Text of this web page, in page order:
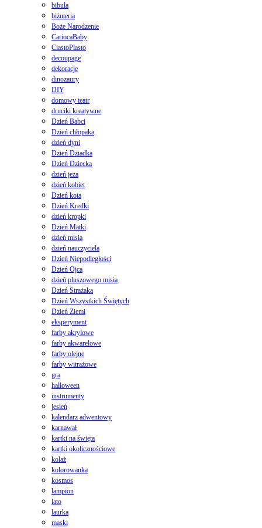
bibuła
biżuteria
Boże Narodzenie
CariocaBaby
CiastoPlasto
decoupage
dekoracje
dinozaury
DIY
domowy teatr
druciki kreatywne
Dzień Babci
Dzień chłopaka
dzień dyni
Dzień Dziadka
Dzień Dziecka
dzień jeża
dzień kobiet
Dzień kota
Dzień Kredki
dzień kropki
Dzień Matki
dzień misia
dzień nauczyciela
Dzień Niepodległości
Dzień Ojca
dzień pluszowego misia
Dzień Strażaka
Dzień Wszystkich Świętych
Dzień Ziemi
eksperyment
farby akrylowe
farby akwarelowe
farby olejne
farby witrażowe
gra
halloween
instrumenty
jesień
kalendarz adwentowy
karnawał
kartki na święta
kartki okolicznościowe
kolaż
kolorowanka
kosmos
lampion
lato
laurka
maski